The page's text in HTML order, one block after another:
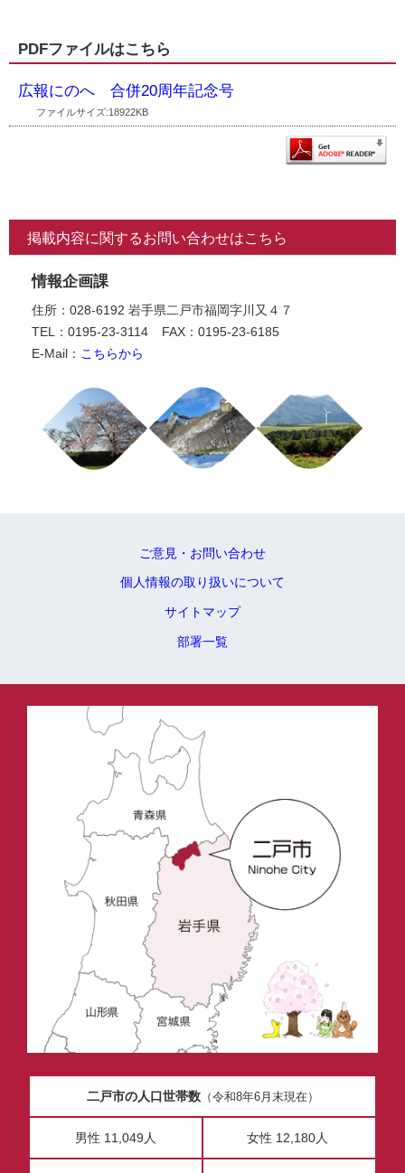
PDFファイルはこちら
広報にのへ 合併20周年記念号
ファイルサイズ:18922KB
掲載内容に関するお問い合わせはこちら
情報企画課
住所：028-6192 岩手県二戸市福岡字川又４７
TEL：0195-23-3114
FAX：0195-23-6185
E-Mail： こちらから
ご意見・お問い合わせ
個人情報の取り扱いについて
サイトマップ
部署一覧
二戸市の人口世帯数（令和8年6月末現在）
男性 11,049人 女性 12,180人